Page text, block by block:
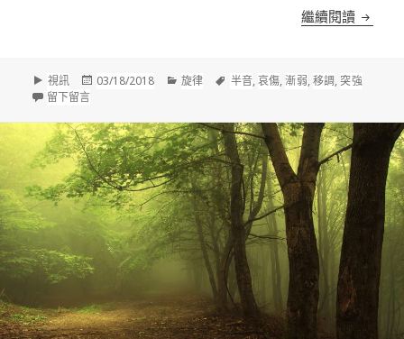
繼續閱讀 威爾
格
式
視訊
發
03/18/2018
分
旋律
標
半音,哀傷,漸弱,移調,突強
留下留言在 威爾第(Verdi, 1813-1901)：歌劇「茶花女(La Traviata)」前奏